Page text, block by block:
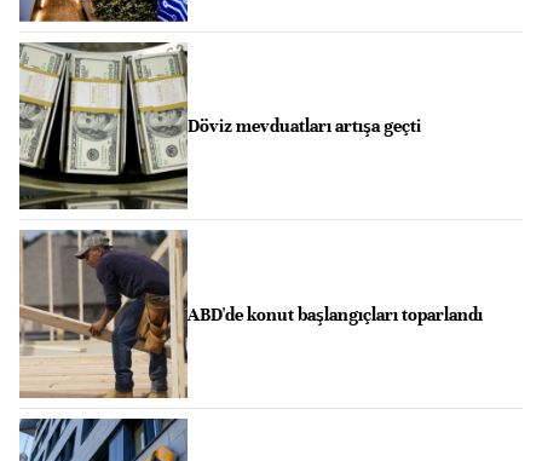
Döviz mevduatları artışa geçti
ABD'de konut başlangıçları toparlandı